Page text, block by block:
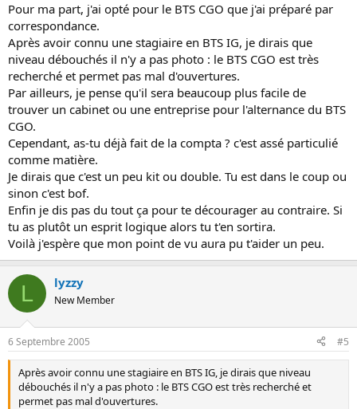
Pour ma part, j'ai opté pour le BTS CGO que j'ai préparé par
correspondance.
Après avoir connu une stagiaire en BTS IG, je dirais que
niveau débouchés il n'y a pas photo : le BTS CGO est très
recherché et permet pas mal d'ouvertures.
Par ailleurs, je pense qu'il sera beaucoup plus facile de
trouver un cabinet ou une entreprise pour l'alternance du BTS
CGO.
Cependant, as-tu déjà fait de la compta ? c'est assé particulié
comme matière.
Je dirais que c'est un peu kit ou double. Tu est dans le coup ou
sinon c'est bof.
Enfin je dis pas du tout ça pour te décourager au contraire. Si
tu as plutôt un esprit logique alors tu t'en sortira.
Voilà j'espère que mon point de vu aura pu t'aider un peu.
L lyzzy
New Member
6 Septembre 2005 #5
Après avoir connu une stagiaire en BTS IG, je dirais que niveau
débouchés il n'y a pas photo : le BTS CGO est très recherché et
permet pas mal d'ouvertures.